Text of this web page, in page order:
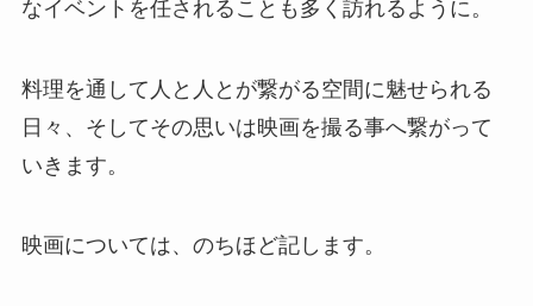
なイベントを任されることも多く訪れるように。
料理を通して人と人とが繋がる空間に魅せられる
日々、そしてその思いは映画を撮る事へ繋がって
いきます。
映画については、のちほど記します。